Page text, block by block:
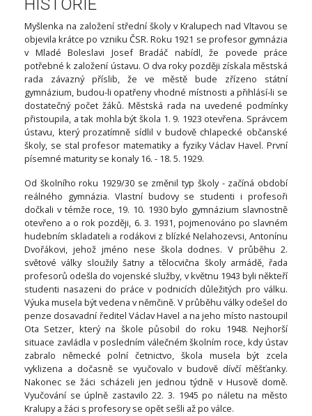
HISTORIE
Myšlenka na založení střední školy v Kralupech nad Vltavou se
objevila krátce po vzniku ČSR. Roku 1921 se profesor gymnázia
v Mladé Boleslavi Josef Bradáč nabídl, že povede práce
potřebné k založení ústavu. O dva roky později získala městská
rada závazný příslib, že ve městě bude zřízeno státní
gymnázium, budou-li opatřeny vhodné místnosti a přihlásí-li se
dostatečný počet žáků. Městská rada na uvedené podmínky
přistoupila, a tak mohla být škola 1. 9. 1923 otevřena. Správcem
ústavu, který prozatímně sídlil v budově chlapecké občanské
školy, se stal profesor matematiky a fyziky Václav Havel. První
písemné maturity se konaly 16. - 18. 5. 1929.
Od školního roku 1929/30 se změnil typ školy - začíná období
reálného gymnázia. Vlastní budovy se studenti i profesoři
dočkali v témže roce, 19. 10. 1930 bylo gymnázium slavnostně
otevřeno a o rok později, 6. 3. 1931, pojmenováno po slavném
hudebním skladateli a rodákovi z blízké Nelahozevsi, Antonínu
Dvořákovi, jehož jméno nese škola dodnes. V průběhu 2.
světové války sloužily šatny a tělocvična školy armádě, řada
profesorů odešla do vojenské služby, v květnu 1943 byli někteří
studenti nasazeni do práce v podnicích důležitých pro válku.
Výuka musela být vedena v němčině. V průběhu války odešel do
penze dosavadní ředitel Václav Havel a na jeho místo nastoupil
Ota Setzer, který na škole působil do roku 1948. Nejhorší
situace zavládla v posledním válečném školním roce, kdy ústav
zabralo německé polní četnictvo, škola musela být zcela
vyklizena a dočasně se vyučovalo v budově dívčí měšťanky.
Nakonec se žáci scházeli jen jednou týdně v Husově domě.
Vyučování se úplně zastavilo 22. 3. 1945 po náletu na město
Kralupy a žáci s profesory se opět sešli až po válce.